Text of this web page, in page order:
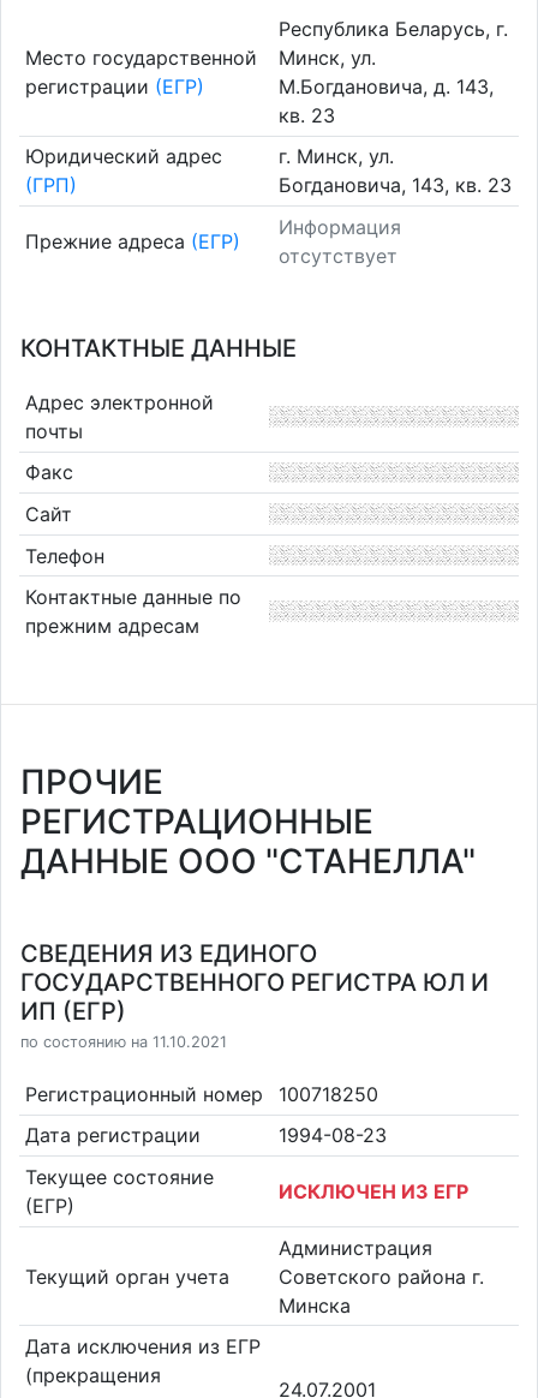
Место государственной
регистрации (ЕГР)
Республика Беларусь, г.
Минск, ул.
М.Богдановича, д. 143,
кв. 23
Юридический адрес
(ГРП)
г. Минск, ул.
Богдановича, 143, кв. 23
Прежние адреса (ЕГР)
Информация
отсутствует
КОНТАКТНЫЕ ДАННЫЕ
Адрес электронной
почты
Факс
Сайт
Телефон
Контактные данные по
прежним адресам
ПРОЧИЕ
РЕГИСТРАЦИОННЫЕ
ДАННЫЕ ООО "СТАНЕЛЛА"
СВЕДЕНИЯ ИЗ ЕДИНОГО
ГОСУДАРСТВЕННОГО РЕГИСТРА ЮЛ И
ИП (ЕГР)
по состоянию на 11.10.2021
Регистрационный номер
100718250
Дата регистрации
1994-08-23
Текущее состояние
(ЕГР)
ИСКЛЮЧЕН ИЗ ЕГР
Текущий орган учета
Администрация
Советского района г.
Минска
Дата исключения из ЕГР
(прекращения
24.07.2001